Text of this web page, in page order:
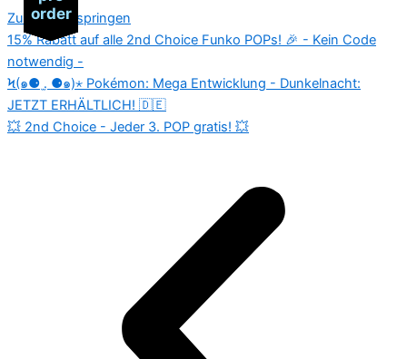
Zum Inhalt springen
15% Rabatt auf alle 2nd Choice Funko POPs! 🎉 - Kein Code
notwendig -
Ϟ(๑⚈ ․̫ ⚈๑)⋆ Pokémon: Mega Entwicklung - Dunkelnacht:
JETZT ERHÄLTLICH! 🇩🇪
💥 2nd Choice - Jeder 3. POP gratis! 💥
order
order
order
order